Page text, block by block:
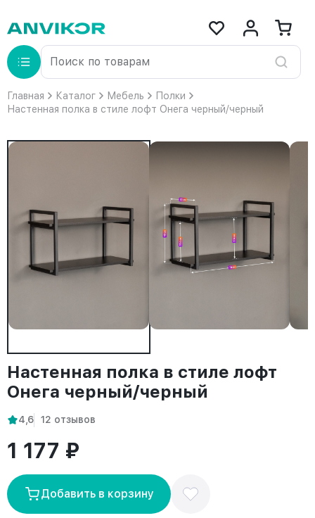
Главная Каталог Мебель
Полки
Настенная полка в стиле лофт Онега черный/черный
Настенная полка в стиле лофт
Онега черный/черный
4,6 12 отзывов
1 177 ₽
Добавить в корзину